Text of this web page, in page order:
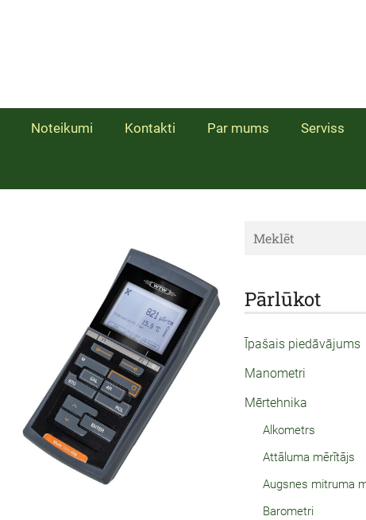
Noteikumi Kontakti Par mums Serviss
Pārlūkot
Īpašais piedāvājums
Manometri
Mērtehnika
Alkometrs
Attāluma mērītājs
Augsnes mitruma
Barometri